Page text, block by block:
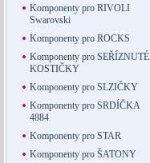
Komponenty pro RIVOLI
Swarovski
Komponenty pro ROCKS
Komponenty pro SEŘÍZNUTÉ
KOSTIČKY
Komponenty pro SLZIČKY
Komponenty pro SRDÍČKA
4884
Komponenty pro STAR
Komponenty pro ŠATONY